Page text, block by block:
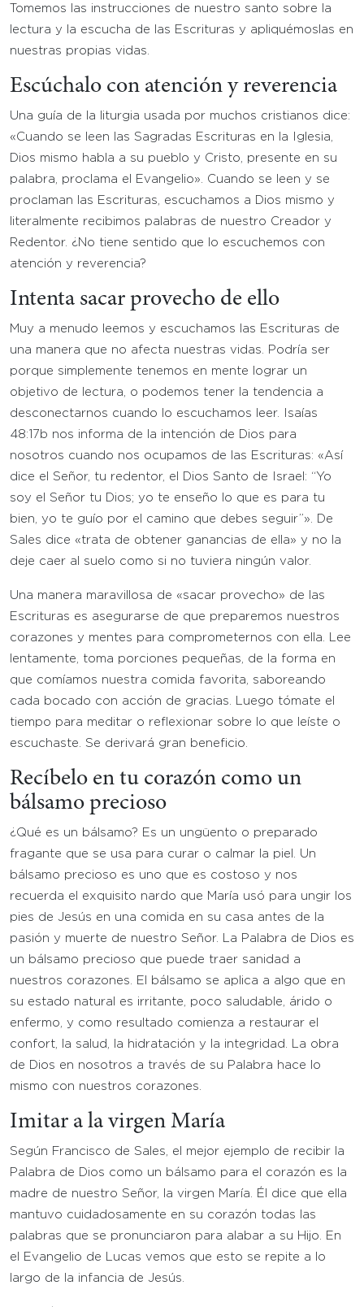
Tomemos las instrucciones de nuestro santo sobre la
lectura y la escucha de las Escrituras y apliquémoslas en
nuestras propias vidas.
Escúchalo con atención y reverencia
Una guía de la liturgia usada por muchos cristianos dice:
«Cuando se leen las Sagradas Escrituras en la Iglesia,
Dios mismo habla a su pueblo y Cristo, presente en su
palabra, proclama el Evangelio». Cuando se leen y se
proclaman las Escrituras, escuchamos a Dios mismo y
literalmente recibimos palabras de nuestro Creador y
Redentor. ¿No tiene sentido que lo escuchemos con
atención y reverencia?
Intenta sacar provecho de ello
Muy a menudo leemos y escuchamos las Escrituras de
una manera que no afecta nuestras vidas. Podría ser
porque simplemente tenemos en mente lograr un
objetivo de lectura, o podemos tener la tendencia a
desconectarnos cuando lo escuchamos leer. Isaías
48:17b nos informa de la intención de Dios para
nosotros cuando nos ocupamos de las Escrituras: «Así
dice el Señor, tu redentor, el Dios Santo de Israel: “Yo
soy el Señor tu Dios; yo te enseño lo que es para tu
bien, yo te guío por el camino que debes seguir”». De
Sales dice «trata de obtener ganancias de ella» y no la
deje caer al suelo como si no tuviera ningún valor.
Una manera maravillosa de «sacar provecho» de las
Escrituras es asegurarse de que preparemos nuestros
corazones y mentes para comprometernos con ella. Lee
lentamente, toma porciones pequeñas, de la forma en
que comíamos nuestra comida favorita, saboreando
cada bocado con acción de gracias. Luego tómate el
tiempo para meditar o reflexionar sobre lo que leíste o
escuchaste. Se derivará gran beneficio.
Recíbelo en tu corazón como un
bálsamo precioso
¿Qué es un bálsamo? Es un ungüento o preparado
fragante que se usa para curar o calmar la piel. Un
bálsamo precioso es uno que es costoso y nos
recuerda el exquisito nardo que María usó para ungir los
pies de Jesús en una comida en su casa antes de la
pasión y muerte de nuestro Señor. La Palabra de Dios es
un bálsamo precioso que puede traer sanidad a
nuestros corazones. El bálsamo se aplica a algo que en
su estado natural es irritante, poco saludable, árido o
enfermo, y como resultado comienza a restaurar el
confort, la salud, la hidratación y la integridad. La obra
de Dios en nosotros a través de su Palabra hace lo
mismo con nuestros corazones.
Imitar a la virgen María
Según Francisco de Sales, el mejor ejemplo de recibir la
Palabra de Dios como un bálsamo para el corazón es la
madre de nuestro Señor, la virgen María. Él dice que ella
mantuvo cuidadosamente en su corazón todas las
palabras que se pronunciaron para alabar a su Hijo. En
el Evangelio de Lucas vemos que esto se repite a lo
largo de la infancia de Jesús.